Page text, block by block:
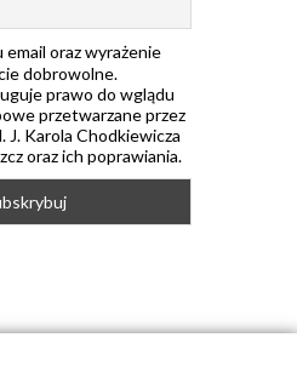
email oraz wyrażenie
dobrowolne.
prawo do wglądu
przetwarzane przez
J. Karola Chodkiewicza
oraz ich poprawiania.